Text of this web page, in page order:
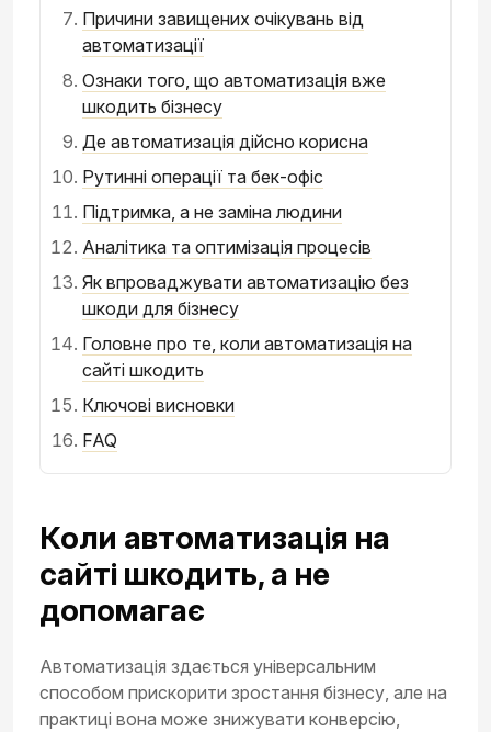
Причини завищених очікувань від
автоматизації
Ознаки того, що автоматизація вже
шкодить бізнесу
Де автоматизація дійсно корисна
Рутинні операції та бек-офіс
Підтримка, а не заміна людини
Аналітика та оптимізація процесів
Як впроваджувати автоматизацію без
шкоди для бізнесу
Головне про те, коли автоматизація на
сайті шкодить
Ключові висновки
FAQ
Коли автоматизація на
сайті шкодить, а не
допомагає
Автоматизація здається універсальним
способом прискорити зростання бізнесу, але на
практиці вона може знижувати конверсію,